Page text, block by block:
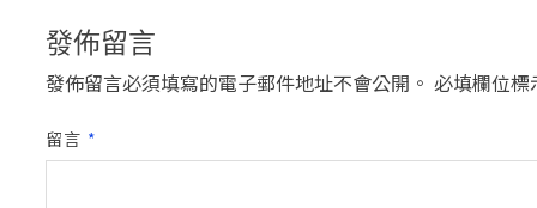
發佈留言
發佈留言必須填寫的電子郵件地址不會公開。 必填欄位
留言 *